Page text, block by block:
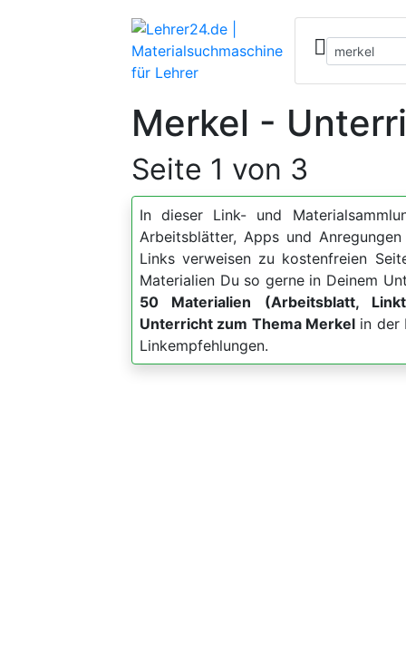
Merkel -
Seite 1 von 3
In dieser Link- und
Arbeitsblätter, Apps und
Links verweisen zu kostenfreien
Materialien Du so gerne in Deinem
50 Materialien (Arbeitsblatt,
Unterricht zum Thema Merkel in der
Linkempfehlungen.